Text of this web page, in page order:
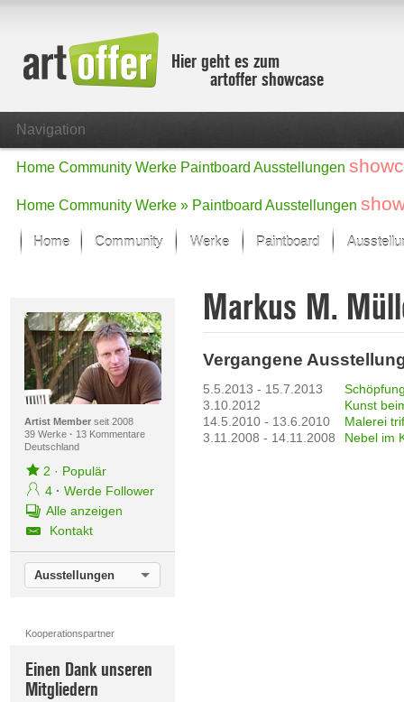
Hier geht es zum
artoffer showcase
Navigation
Home Community Werke Paintboard Ausstellungen
Home Community Werke » Paintboard Ausstellungen
Home Community Werke
Der letzte Monat im Fokus
Alle Fokus-Werke
Fokus-Werke
Neue Werke – Auswahl
Alle neuen Werke
Paintboard
Artist Memberseit 2008
39 Werke · 13 Kommentare
Deutschland
2 · Populär
4 · Werde Follower
Alle anzeigen
Kontakt
Ausstellungen
Kooperationspartner
Einen Dank unseren
Mitgliedern
Markus M.
Vergangene
5.5.2013 - 15.7.2013
3.10.2012
Kunst
14.5.2010 - 13.6.2010
Malerei
3.11.2008 - 14.11.2008
Nebel im